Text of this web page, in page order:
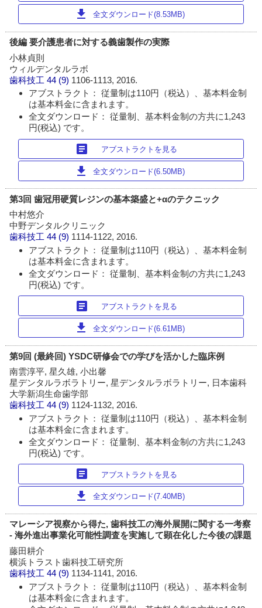
download 全文ダウンロード(8.53MB)
後編 要介護患者に対する義歯製作の実際
小林貞則
ウィルデンタルラボ
歯科技工 44 (9) 1106-1113, 2016.
アブストラクト： 従量制は110円（税込）、基本料金制
は基本料金に含まれます。
全文ダウンロード： 従量制、基本料金制の方共に1,243
円(税込) です。
article アブストラクトを見る
download 全文ダウンロード(6.50MB)
第3回 歯冠用硬質レジンの基本築盛と+αのテクニック
中村悠介
中野デンタルクリニック
歯科技工 44 (9) 1114-1122, 2016.
アブストラクト： 従量制は110円（税込）、基本料金制
は基本料金に含まれます。
全文ダウンロード： 従量制、基本料金制の方共に1,243
円(税込) です。
article アブストラクトを見る
download 全文ダウンロード(6.61MB)
第9回 (最終回) YSDC研修会での学びを活かした臨床例
南雲淳平, 星久雄, 小出馨
星デンタルラボラトリー, 星デンタルラボラトリー, 日本歯科
大学新潟生命歯学部
歯科技工 44 (9) 1124-1132, 2016.
アブストラクト： 従量制は110円（税込）、基本料金制
は基本料金に含まれます。
全文ダウンロード： 従量制、基本料金制の方共に1,243
円(税込) です。
article アブストラクトを見る
download 全文ダウンロード(7.40MB)
マレーシア視察から得た, 歯科技工の海外展開に関する一考察
- 海外進出事業化可能性調査を実施して顕在化した今後の課題
藤田耕介
横浜トラスト歯科技工研究所
歯科技工 44 (9) 1134-1141, 2016.
アブストラクト： 従量制は110円（税込）、基本料金制
は基本料金に含まれます。